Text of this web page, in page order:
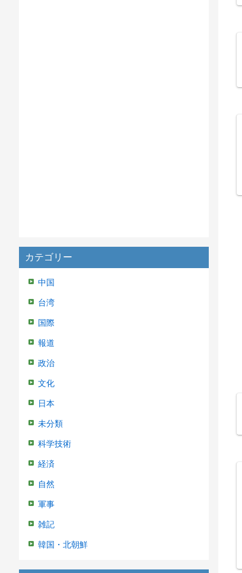
カテゴリー
中国
台湾
国際
報道
政治
文化
日本
未分類
科学技術
経済
自然
軍事
雑記
韓国・北朝鮮